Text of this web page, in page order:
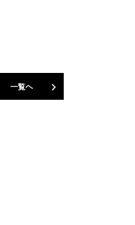
一覧ヘ